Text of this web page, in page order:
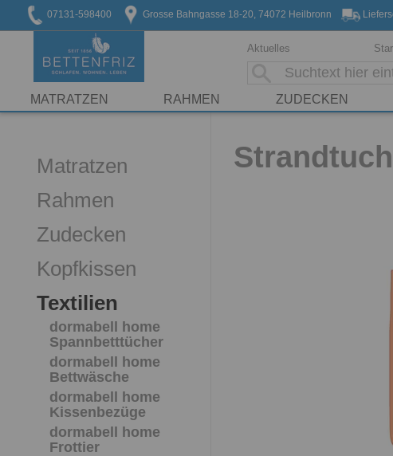
07131-598400 Grosse Bahngasse 18-20, 74072 Heilbronn
Aktuelles
MATRATZEN RAHMEN ZUDECKEN
Matratzen
Rahmen
Zudecken
Kopfkissen
Textilien
dormabell home
Spannbetttücher
dormabell home
Bettwäsche
dormabell home
Kissenbezüge
dormabell home
Frottier